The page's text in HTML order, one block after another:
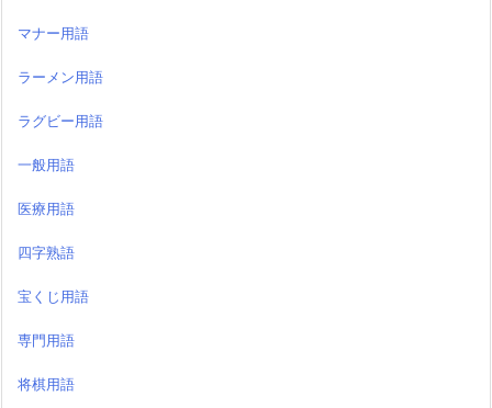
マナー用語
ラーメン用語
ラグビー用語
一般用語
医療用語
四字熟語
宝くじ用語
専門用語
将棋用語